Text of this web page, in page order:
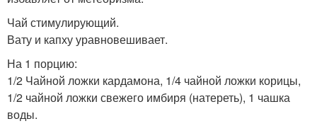
Чай стимулирующий.
Вату и капху уравновешивает.
На 1 порцию:
1/2 Чайной ложки кардамона, 1/4 чайной ложки корицы,
1/2 чайной ложки свежего имбиря (натереть), 1 чашка
воды.